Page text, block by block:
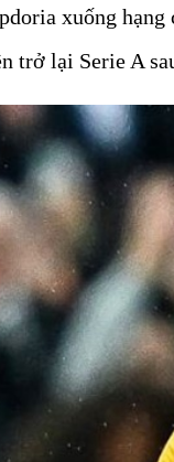
xuống
trở lại Serie A